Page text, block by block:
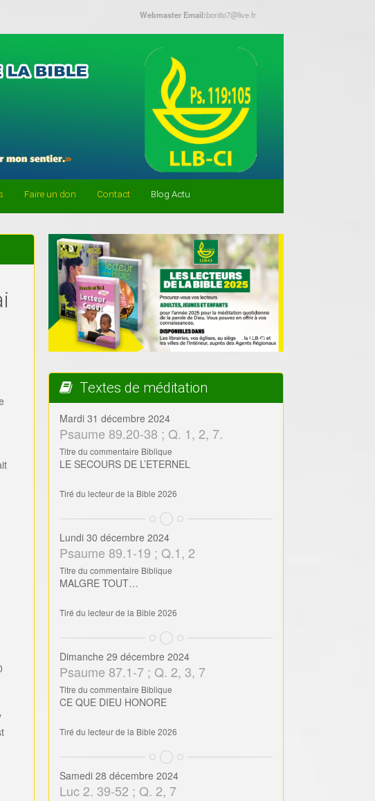
Webmaster Email:bonito7@live.fr
Faire un don Contact Blog Actu
Textes de méditation
Mardi 31 décembre 2024
Psaume 89.20-38 ; Q. 1, 2, 7.
Titre du commentaire Biblique
LE SECOURS DE L’ETERNEL
Tiré du lecteur de la Bible 2026
Lundi 30 décembre 2024
Psaume 89.1-19 ; Q.1, 2
Titre du commentaire Biblique
MALGRE TOUT…
Tiré du lecteur de la Bible 2026
Dimanche 29 décembre 2024
Psaume 87.1-7 ; Q. 2, 3, 7
Titre du commentaire Biblique
CE QUE DIEU HONORE
Tiré du lecteur de la Bible 2026
Samedi 28 décembre 2024
Luc 2. 39-52 ; Q. 2, 7